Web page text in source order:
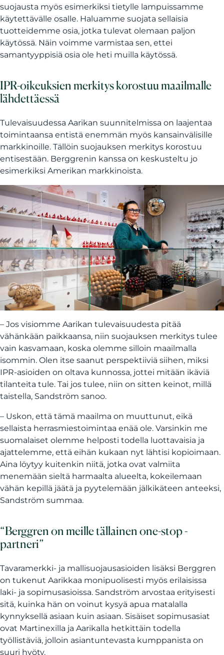
suojausta myös esimerkiksi tietylle lampuissamme
käytettävälle osalle. Haluamme suojata sellaisia
tuotteidemme osia, jotka tulevat olemaan paljon
käytössä. Näin voimme varmistaa sen, ettei
samantyyppisiä osia ole heti muilla käytössä.
IPR-oikeuksien merkitys korostuu maailmalle
lähdettäessä
Tulevaisuudessa Aarikan suunnitelmissa on laajentaa
toimintaansa entistä enemmän myös kansainvälisille
markkinoille. Tällöin suojauksen merkitys korostuu
entisestään. Berggrenin kanssa on keskusteltu jo
esimerkiksi Amerikan markkinoista.
– Jos visiomme Aarikan tulevaisuudesta pitää
vähänkään paikkaansa, niin suojauksen merkitys tulee
vain kasvamaan, koska olemme silloin maailmalla
isommin. Olen itse saanut perspektiiviä siihen, miksi
IPR-asioiden on oltava kunnossa, jottei mitään ikäviä
tilanteita tule. Tai jos tulee, niin on sitten keinot, millä
taistella, Sandström sanoo.
– Uskon, että tämä maailma on muuttunut, eikä
sellaista herrasmiestoimintaa enää ole. Varsinkin me
suomalaiset olemme helposti todella luottavaisia ja
ajattelemme, että eihän kukaan nyt lähtisi kopioimaan.
Aina löytyy kuitenkin niitä, jotka ovat valmiita
menemään sieltä harmaalta alueelta, kokeilemaan
vähän kepillä jäätä ja pyytelemään jälkikäteen anteeksi,
Sandström summaa.
“Berggren on meille tällainen one-stop -
partneri”
Tavaramerkki- ja mallisuojausasioiden lisäksi Berggren
on tukenut Aarikkaa monipuolisesti myös erilaisissa
laki- ja sopimusasioissa. Sandström arvostaa erityisesti
sitä, kuinka hän on voinut kysyä apua matalalla
kynnyksellä asiaan kuin asiaan. Sisäiset sopimusasiat
ovat Martinexilla ja Aarikalla hetkittäin todella
työllistäviä, jolloin asiantuntevasta kumppanista on
suuri hyöty.